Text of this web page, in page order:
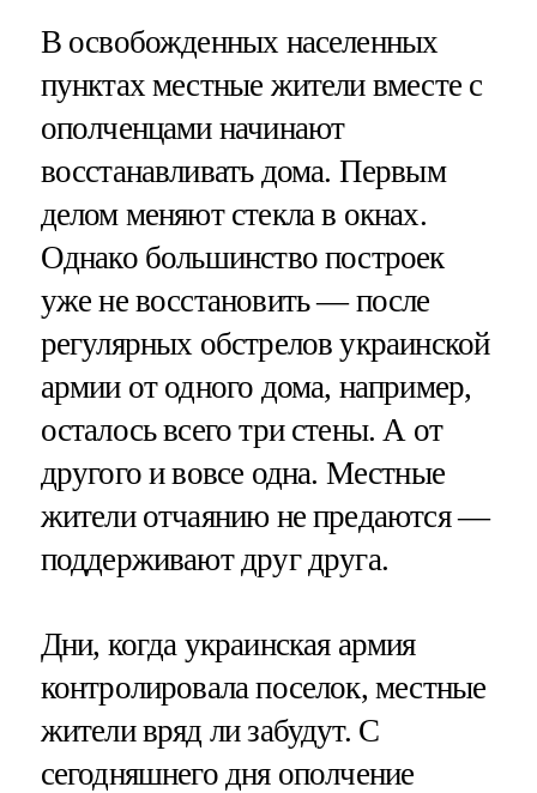
В освобожденных населенных
пунктах местные жители вместе с
ополченцами начинают
восстанавливать дома. Первым
делом меняют стекла в окнах.
Однако большинство построек
уже не восстановить — после
регулярных обстрелов украинской
армии от одного дома, например,
осталось всего три стены. А от
другого и вовсе одна. Местные
жители отчаянию не предаются —
поддерживают друг друга.
Дни, когда украинская армия
контролировала поселок, местные
жители вряд ли забудут. С
сегодняшнего дня ополчение